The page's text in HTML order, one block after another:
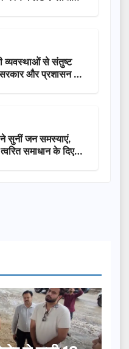
व्यवस्थाओं से संतुष्ट
और प्रशासन की
ने सुनीं जन समस्याएं,
समाधान के दिए